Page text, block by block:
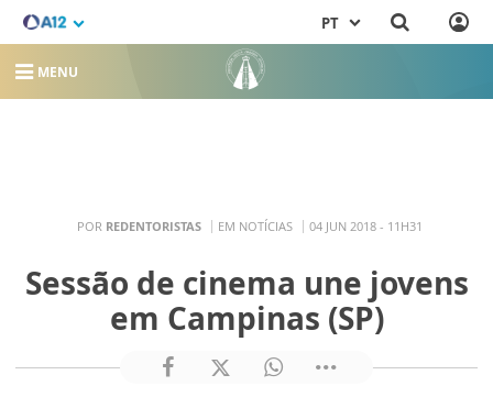
PT
MENU
POR REDENTORISTAS EM NOTÍCIAS 04 JUN 2018 - 11H31
Sessão de cinema une jovens
em Campinas (SP)